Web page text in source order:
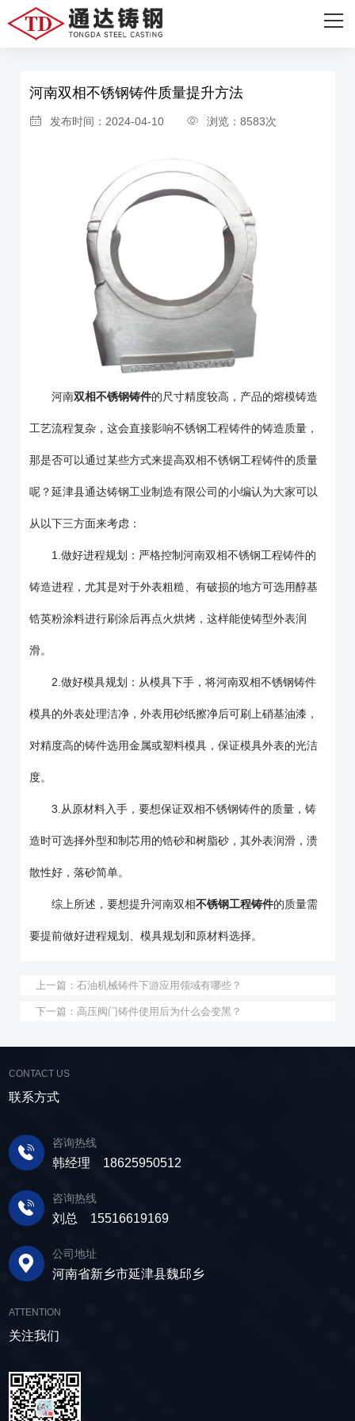
网站首页
主营产品
首页 > 新闻资讯 > 公司新闻
河南双相不锈钢铸件质量提升方法
发布时间：2024-04-10 浏览：8583次
河南双相不锈钢铸件的尺寸精度较高，产品的熔模铸造
工艺流程复杂，这会直接影响不锈钢工程铸件的铸造质量，
那是否可以通过某些方式来提高双相不锈钢工程铸件的质量
呢？延津县通达铸钢工业制造有限公司的小编认为大家可以
从以下三方面来考虑：
1.做好进程规划：严格控制河南双相不锈钢工程铸件的
铸造进程，尤其是对于外表粗糙、有破损的地方可选用醇基
锆英粉涂料进行刷涂后再点火烘烤，这样能使铸型外表润
滑。
2.做好模具规划：从模具下手，将河南双相不锈钢铸件
模具的外表处理洁净，外表用砂纸擦净后可刷上硝基油漆，
对精度高的铸件选用金属或塑料模具，保证模具外表的光洁
度。
3.从原材料入手，要想保证双相不锈钢铸件的质量，铸
造时可选择外型和制芯用的锆砂和树脂砂，其外表润滑，溃
散性好，落砂简单。
综上所述，要想提升河南双相不锈钢工程铸件的质量需
要提前做好进程规划、模具规划和原材料选择。
上一篇：石油机械铸件下游应用领域有哪些？
下一篇：高压阀门铸件使用后为什么会变黑？
CONTACT US
联系方式
咨询热线
韩经理 18625950512
咨询热线
刘总 15516619169
公司地址
河南省新乡市延津县魏邱乡
ATTENTION
关注我们